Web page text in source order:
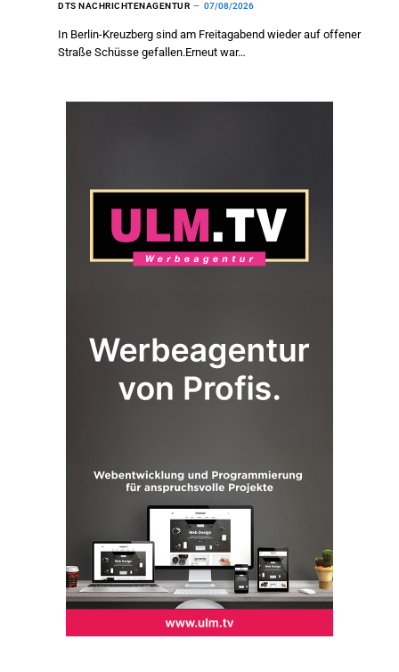
DTS NACHRICHTENAGENTUR 07/08/2026
In Berlin-Kreuzberg sind am Freitagabend wieder auf offener
Straße Schüsse gefallen.Erneut war…